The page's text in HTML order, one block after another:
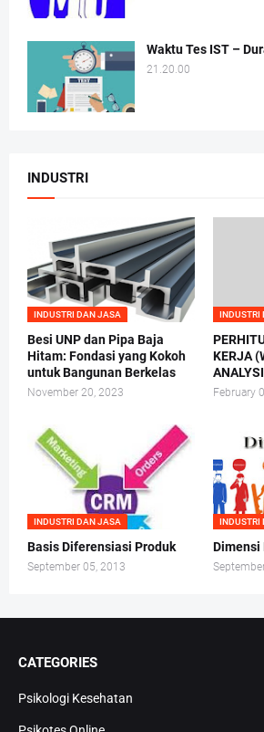
Waktu Tes IST –
21.20.00
INDUSTRI
INDUSTRI DAN JASA
Besi UNP dan Pipa Baja
Hitam: Fondasi yang Kokoh
untuk Bangunan Berkelas
November 20, 2023
KERJA
February
INDUSTRI DAN JASA
Basis Diferensiasi Produk
September 05, 2013
Dimensi
CATEGORIES
Psikologi Kesehatan